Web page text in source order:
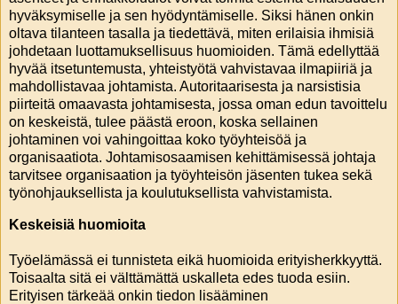
hyväksymiselle ja sen hyödyntämiselle. Siksi hänen onkin
oltava tilanteen tasalla ja tiedettävä, miten erilaisia ihmisiä
johdetaan luottamuksellisuus huomioiden. Tämä edellyttää
hyvää itsetuntemusta, yhteistyötä vahvistavaa ilmapiiriä ja
mahdollistavaa johtamista. Autoritaarisesta ja narsistisia
piirteitä omaavasta johtamisesta, jossa oman edun tavoittelu
on keskeistä, tulee päästä eroon, koska sellainen
johtaminen voi vahingoittaa koko työyhteisöä ja
organisaatiota. Johtamisosaamisen kehittämisessä johtaja
tarvitsee organisaation ja työyhteisön jäsenten tukea sekä
työnohjauksellista ja koulutuksellista vahvistamista.
Keskeisiä huomioita
Työelämässä ei tunnisteta eikä huomioida erityisherkkyyttä.
Toisaalta sitä ei välttämättä uskalleta edes tuoda esiin.
Erityisen tärkeää onkin tiedon lisääminen